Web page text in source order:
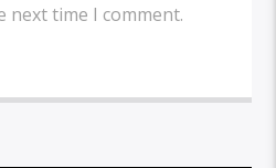
next time I comment.